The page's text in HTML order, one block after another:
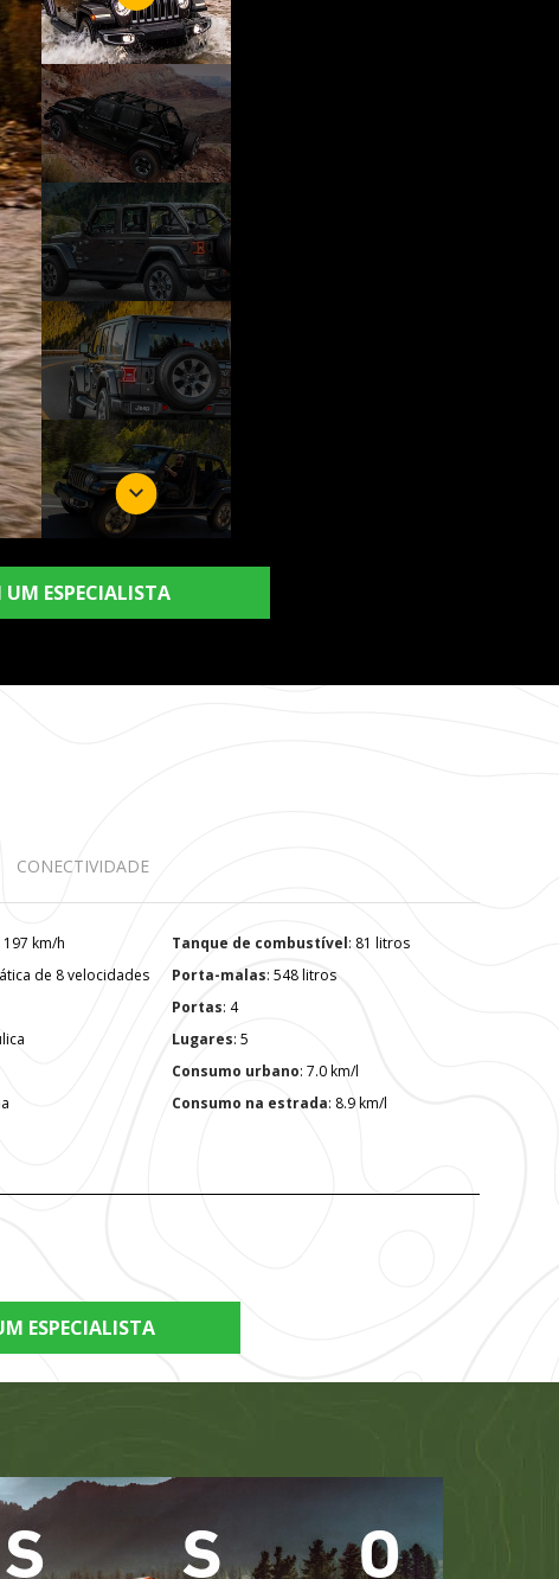
UM ESPECIALISTA
CONECTIVIDADE
: 197 km/h
de 8 velocidades
Tanque de combustível : 81 litros
Porta-malas : 548 litros
Portas : 4
Lugares : 5
Consumo urbano : 7.0 km/l
Consumo na estrada : 8.9 km/l
ESPECIALISTA